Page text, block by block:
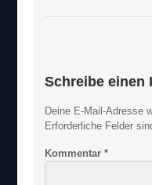
Schreibe einen
Deine E-Mail-Adresse
Erforderliche Felder
Kommentar*